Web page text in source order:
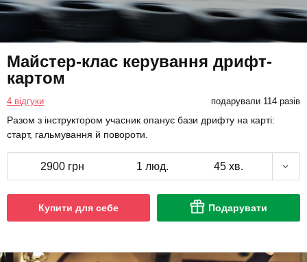
Майстер-клас керування дрифт-
картом
4 відгуки подарували 114 разів
Разом з інструктором учасник опанує бази дрифту на карті:
старт, гальмування й повороти.
2900 грн 1 люд. 45 хв.
Купити для себе Подарувати